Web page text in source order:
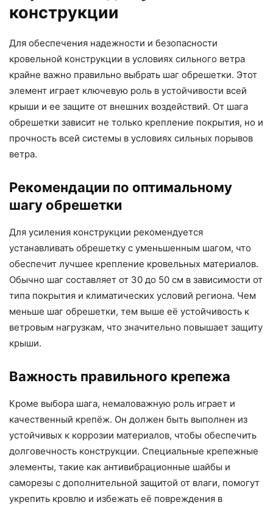
конструкции
Для обеспечения надежности и безопасности
кровельной конструкции в условиях сильного ветра
крайне важно правильно выбрать шаг обрешетки. Этот
элемент играет ключевую роль в устойчивости всей
крыши и ее защите от внешних воздействий. От шага
обрешетки зависит не только крепление покрытия, но и
прочность всей системы в условиях сильных порывов
ветра.
Рекомендации по оптимальному
шагу обрешетки
Для усиления конструкции рекомендуется
устанавливать обрешетку с уменьшенным шагом, что
обеспечит лучшее крепление кровельных материалов.
Обычно шаг составляет от 30 до 50 см в зависимости от
типа покрытия и климатических условий региона. Чем
меньше шаг обрешетки, тем выше её устойчивость к
ветровым нагрузкам, что значительно повышает защиту
крыши.
Важность правильного крепежа
Кроме выбора шага, немаловажную роль играет и
качественный крепёж. Он должен быть выполнен из
устойчивых к коррозии материалов, чтобы обеспечить
долговечность конструкции. Специальные крепежные
элементы, такие как антивибрационные шайбы и
саморезы с дополнительной защитой от влаги, помогут
укрепить кровлю и избежать её повреждения в